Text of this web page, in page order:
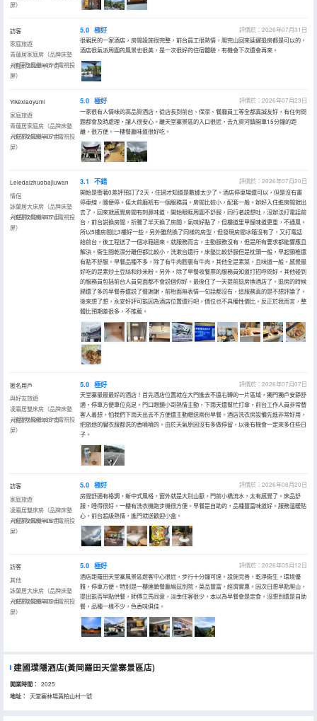
屏）
訪客
家庭旅遊
青蓮居家庭房（品牌床墊
+徠芬吹風機+65寸電視投
屏）
入住於2026年07月
5.0 極好
評價於：2026年07月31日
很親民的一家酒店，房間設施很完整，前台員工很熱情，爬完山回來延遲退房都是可以的，
酒店很氣派周圍的風景也很美，是一次很好的住宿體驗，有機會下次還會再來。
Yikexiaoyumi
家庭旅遊
青蓮居家庭房（品牌床墊
+徠芬吹風機+65寸電視投
屏）
入住於2026年07月
5.0 極好
評價於：2026年07月23日
一家很有人情味的高品質酒店，從店長到前台、保潔、餐廳員工等全都真誠友好，有任何問
題都會及時處理，讓人很安心。離天堂寨景區的入口很近，去九資河鎮開車15分鐘的距
離，很方便。一樓餐廳味道很好吃。
Leledaizhuobajiuwan
情侶
詠蘭居大床房（品牌床墊
+徠芬吹風機+65寸電視投
屏）
入住於2026年07月
3.1 不錯
評價於：2026年07月20日
開始是衝著0差評預訂了2天，住過才知道是數據太少了。酒店停車場還可以，但是沒有畫
停車線，隨便停。偌大前廳衹有一個服務員。房間比較小，配套一般。辦好入住進房間就出
去了，回來就感覺房間有刺鼻味道，開始眼眶周圍不舒服，同行者説想吐，沒辦法打電話前
台，前台説換房間，折騰了半天換了房間，氣味好點了，但樓道里甲醛味道更重，不通風。
所以5樓房間比3樓好一些。另外雖然換了同樣的房型，但發現房間冰箱沒有了，又打電話
給前台，後工程送了一個冰箱過來。就服務而言，主動服務沒有，但是所有要求都能響應且
解決。衞生間乾濕分離但都比較小，洗漱台還行。床墊比較舒服但是枕頭一般，早起頸椎還
有點不舒服。早餐品種不多，除了有牛肉麪裏有牛肉，其他全是素菜，且味道一般，感覺最
好吃的是素炒土豆絲和炒米粉。另外，除了早餐收餐票的服務員知道打招呼問好，其他碰到
的服務員包括前台人員見面都不會説個你好。最後住了一天提前退房換酒店了。退房的時候
歸還了多的早餐券還説了聲謝謝，前枱面無表情一句話都沒有，這服務真的是不想評論了。
後來想了想，永安好評可能因為酒店位置還行吧，價位也不具備性價比。反正於我而言，整
體比預期差很多，不推薦。
匿名用戶
與好友旅遊
凌霜居雙床房（品牌床墊
+徠芬吹風機+65寸電視投
屏）
入住於2026年07月
5.0 極好
評價於：2026年07月07日
天堂寨最最最好的酒店！首先酒店位置就在大門進去不遠右轉的一片區域，獨門獨戶安靜舒
適，停車方便車位充足。門口眼鏡小哥熱情主動，下雨天還幫忙打傘，前台工作人員非常替
客人着想，怕我們下雨天出去不方便還主動贈送兩份早餐。酒店洗衣房設備先進非常好用，
把旅途的臟衣服都洗的香噴噴的。由於天氣原因沒有多做停留，以後有機會一定來多住些日
子。
訪客
家庭旅遊
凌霜居雙床房（品牌床墊
+徠芬吹風機+65寸電視投
屏）
入住於2026年06月
5.0 極好
評價於：2026年06月20日
房間舒適有格調，新中式風格，窗外就是大別山脈，門前小橋流水，太有感覺了。床品舒
服，睡得很好。一樓有洗衣機跑步機很方便。早餐是自助的，品種豐富味道好。服務温暖貼
心，前台超級熱情，進門就送歡迎小盒。
訪客
其他
詠蘭居大床房（品牌床墊
+徠芬吹風機+65寸電視投
屏）
入住於2026年05月
5.0 極好
評價於：2026年05月12日
酒店距羅田天堂寨風景區遊客中心很近，步行十分鐘可達。設施完善，乾淨衞生，環境優
雅，停車方便。特別是一樓連鎖餐廳鳩茲別院，菜品豐富，經濟實惠。因次日想早點爬山，
提出能否早點供餐，師傅立馬同意，淡季住客很少，本以為早餐會是定食，沒想到還是自助
餐，品種一樣不少，色香味俱佳。
建國璞隱酒店(黃岡羅田天堂寨景區店)
開業時間： 2025
地址： 天堂寨林場黃柏山村一號